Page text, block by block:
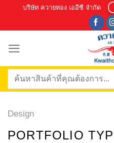
content
บริษัท ควายทอง เออีซี จำกัด
ค้นหา:
Design
PORTFOLIO